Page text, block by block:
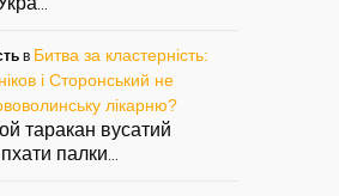
в Битва за кластерність:
і Сторонський не
лікарню?
таракан вусатий
палки